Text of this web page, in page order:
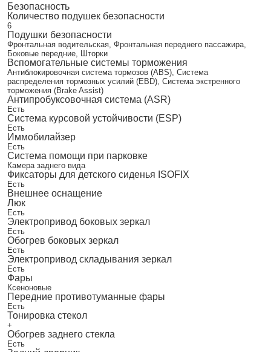
Безопасность
Количество подушек безопасности
6
Подушки безопасности
Фронтальная водительская, Фронтальная переднего пассажира,
Боковые передние, Шторки
Вспомогательные системы торможения
Антиблокировочная система тормозов (ABS), Система
распределения тормозных усилий (EBD), Система экстренного
торможения (Brake Assist)
Антипробуксовочная система (ASR)
Есть
Система курсовой устойчивости (ESP)
Есть
Иммобилайзер
Есть
Система помощи при парковке
Камера заднего вида
Фиксаторы для детского сиденья ISOFIX
Есть
Внешнее оснащение
Люк
Есть
Электропривод боковых зеркал
Есть
Обогрев боковых зеркал
Есть
Электропривод складывания зеркал
Есть
Фары
Ксеноновые
Передние противотуманные фары
Есть
Тонировка стекол
+
Обогрев заднего стекла
Есть